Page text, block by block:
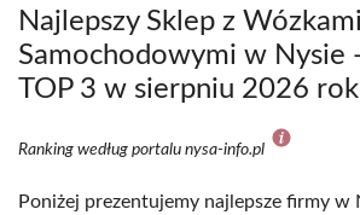
Najlepszy Sklep z
Samochodowymi w Nysie
TOP 3 w sierpniu 2026
Ranking według portalu nysa-info.pl
Poniżej prezentujemy najlepsze firmy w